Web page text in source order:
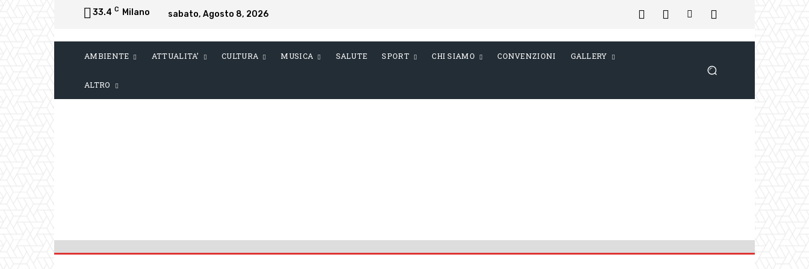
33.4 C Milano sabato, Agosto 8, 2026
AMBIENTE ATTUALITA’ CULTURA MUSICA SALUTE SPORT CHI SIAMO CONVENZIONI GALLERY
ALTRO